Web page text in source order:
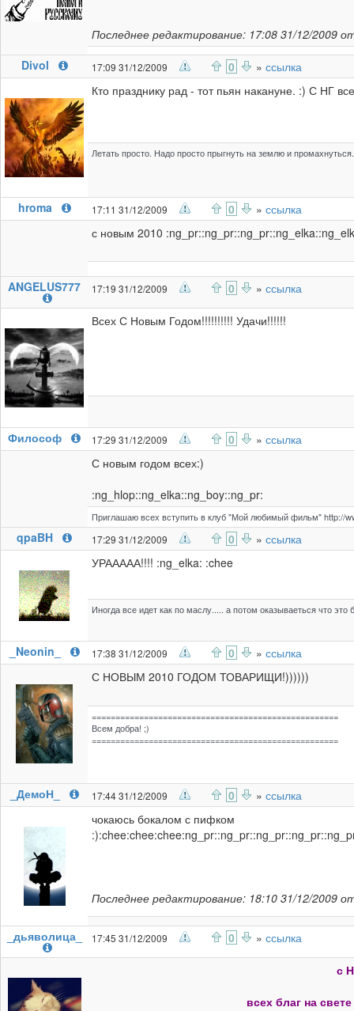
Последнее редактирование: 17:08 31/12/2009
Divol
17:09 31/12/2009 0 » ссылка
Кто празднику рад - тот пьян накануне. :) С НГ
Летать просто. Надо просто прыгнуть на землю и
hroma 17:11 31/12/2009 0 » ссылка
с новым 2010
ANGELUS777 17:19 31/12/2009 0 » ссылка
Всех С Новым Годом!!!!!!!!!! Удачи!!!!!!
Философ 17:29 31/12/2009 0 » ссылка
С новым годом всех:)
:ng_hlop::ng_elka::ng_boy::ng_pr:
Приглашаю всех вступить в клуб "Мой любимый фильм" http://
qpaBH 17:29 31/12/2009 0 » ссылка
УРААААА!!!! :ng_elka: :chee
Иногда все идет как по маслу..... а потом оказываеться что это
_Neonin_ 17:38 31/12/2009 0 » ссылка
С НОВЫМ 2010 ГОДОМ ТОВАРИЩИ!))))))
====================================================
Всем добра! ;)
====================================================
_ДемоН_ 17:44 31/12/2009 0 » ссылка
чокаюсь бокалом с пифком
Последнее редактирование: 18:10 31/12/2009
_дьяволица_ 17:45 31/12/2009 0 » ссылка
с
всех благ на